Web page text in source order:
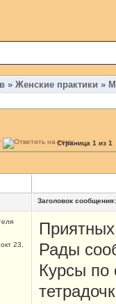
» Женские практики »
Страница 1 из 1
Заголовок сообщения:
23,
Рады
Курсы по